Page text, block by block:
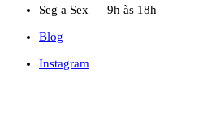
Seg a Sex — 9h às 18h
Blog
Instagram